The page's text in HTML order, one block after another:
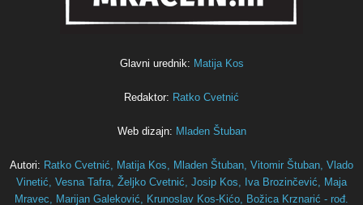
Glavni urednik: Matija Kos
Redaktor: Ratko Cvetnić
Web dizajn: Mladen Štuban
Autori: Ratko Cvetnić, Matija Kos, Mladen Štuban, Vitomir Štuban, Vlado
Vinetić, Vesna Tafra, Željko Cvetnić, Josip Kos, Iva Brozinčević, Maja
Mravec, Marijan Galeković, Krunoslav Kos-Kićo, Božica Krznarić - rođ.